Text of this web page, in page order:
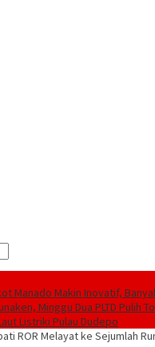
Manado Makin Inovatif,
Minggu Dua PLTD Pulih
Listriki Pulau Dudepo
ROR Melayat ke Sejumlah